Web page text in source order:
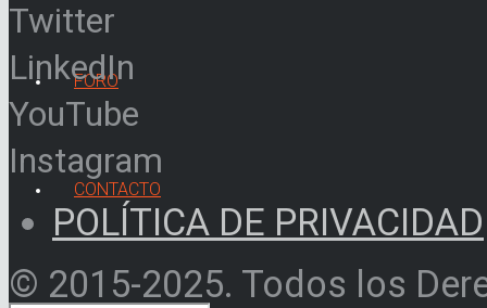
FORO
CONTACTO
Twitter
LinkedIn
YouTube
Instagram
POLÍTICA DE PRIVACIDAD
© 2015-2025. Todos los